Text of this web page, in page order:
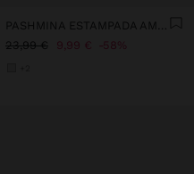
PASHMINA ESTAMPADA AMB BARREJA DE LLANA
23,99 €
9,99 € 58%